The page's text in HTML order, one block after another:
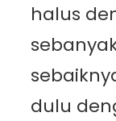
halus
dulu